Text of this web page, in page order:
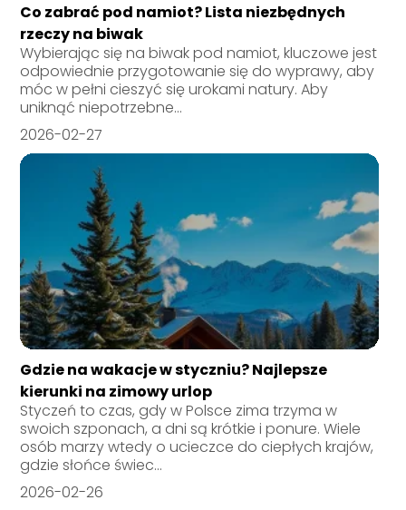
Co zabrać pod namiot? Lista niezbędnych
rzeczy na biwak
Wybierając się na biwak pod namiot, kluczowe jest
odpowiednie przygotowanie się do wyprawy, aby
móc w pełni cieszyć się urokami natury. Aby
uniknąć niepotrzebne...
2026-02-27
Gdzie na wakacje w styczniu? Najlepsze
kierunki na zimowy urlop
Styczeń to czas, gdy w Polsce zima trzyma w
swoich szponach, a dni są krótkie i ponure. Wiele
osób marzy wtedy o ucieczce do ciepłych krajów,
gdzie słońce świec...
2026-02-26